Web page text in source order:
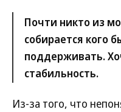
Почти никто из
собирается кого
поддерживать.
стабильность.
Из-за того, что